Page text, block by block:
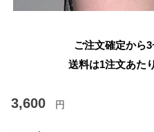
ご注文確定から
送料は1注文あたり
3,600 円